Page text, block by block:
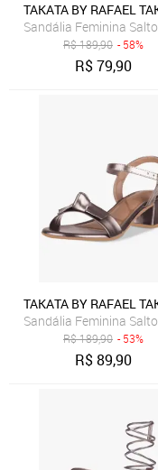
TAKATA BY RAFAEL
Sandália Feminina
R$189,90 - 58%
R$79,90
TAKATA BY RAFAEL
Sandália Feminina
R$189,90 - 53%
R$89,90